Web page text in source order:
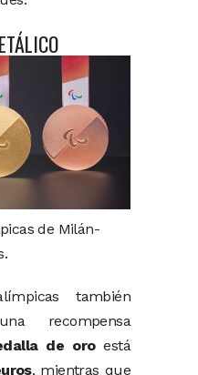
de Milán-
también
una recompensa
de oro está
, mientras que